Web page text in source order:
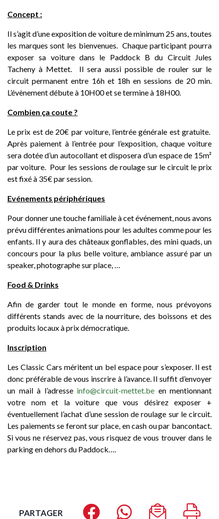
Concept :
Il s’agit d’une exposition de voiture de minimum 25 ans, toutes
les marques sont les bienvenues. Chaque participant pourra
exposer sa voiture dans le Paddock B du Circuit Jules
Tacheny à Mettet. Il sera aussi possible de rouler sur le
circuit permanent entre 16h et 18h en sessions de 20 min.
L’évènement débute à 10H00 et se termine à 18H00.
Combien ça coute ?
Le prix est de 20€ par voiture, l’entrée générale est gratuite.
Après paiement à l’entrée pour l’exposition, chaque voiture
sera dotée d’un autocollant et disposera d’un espace de 15m²
par voiture. Pour les sessions de roulage sur le circuit le prix
est fixé à 35€ par session.
Evénements périphériques
Pour donner une touche familiale à cet événement, nous avons
prévu différentes animations pour les adultes comme pour les
enfants. Il y aura des châteaux gonflables, des mini quads, un
concours pour la plus belle voiture, ambiance assuré par un
speaker, photographe sur place, …
Food & Drinks
Afin de garder tout le monde en forme, nous prévoyons
différents stands avec de la nourriture, des boissons et des
produits locaux à prix démocratique.
Inscription
Les Classic Cars méritent un bel espace pour s’exposer. Il est
donc préférable de vous inscrire à l’avance. Il suffit d’envoyer
un mail à l’adresse info@circuit-mettet.be en mentionnant
votre nom et la voiture que vous désirez exposer +
éventuellement l’achat d’une session de roulage sur le circuit.
Les paiements se feront sur place, en cash ou par bancontact.
Si vous ne réservez pas, vous risquez de vous trouver dans le
parking en dehors du Paddock….
PARTAGER